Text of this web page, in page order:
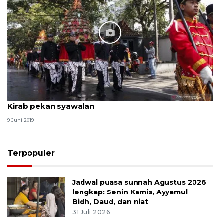
Kirab pekan syawalan
9 Juni 2019
Terpopuler
Jadwal puasa sunnah Agustus 2026
lengkap: Senin Kamis, Ayyamul
Bidh, Daud, dan niat
31 Juli 2026